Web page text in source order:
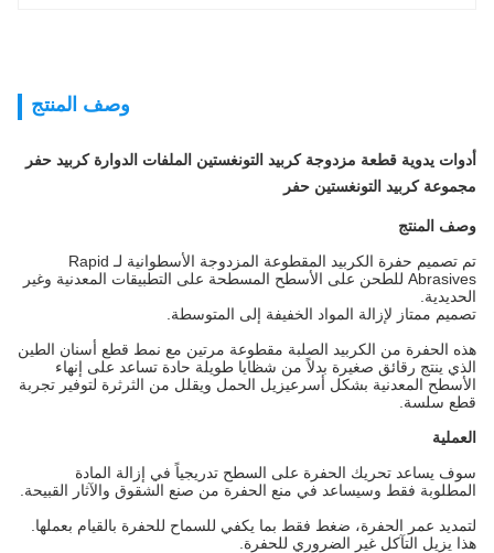
وصف المنتج
أدوات يدوية قطعة مزدوجة كربيد التونغستين الملفات الدوارة كربيد حفر
مجموعة كربيد التونغستين حفر
وصف المنتج
تم تصميم حفرة الكربيد المقطوعة المزدوجة الأسطوانية لـ Rapid
Abrasives للطحن على الأسطح المسطحة على التطبيقات المعدنية وغير
الحديدية.
تصميم ممتاز لإزالة المواد الخفيفة إلى المتوسطة.
هذه الحفرة من الكربيد الصلبة مقطوعة مرتين مع نمط قطع أسنان الطين
الذي ينتج رقائق صغيرة بدلاً من شظايا طويلة حادة تساعد على إنهاء
الأسطح المعدنية بشكل أسرعيزيل الحمل ويقلل من الثرثرة لتوفير تجربة
قطع سلسة.
العملية
سوف يساعد تحريك الحفرة على السطح تدريجياً في إزالة المادة
المطلوبة فقط وسيساعد في منع الحفرة من صنع الشقوق والآثار القبيحة.
لتمديد عمر الحفرة، ضغط فقط بما يكفي للسماح للحفرة بالقيام بعملها.
هذا يزيل التآكل غير الضروري للحفرة.